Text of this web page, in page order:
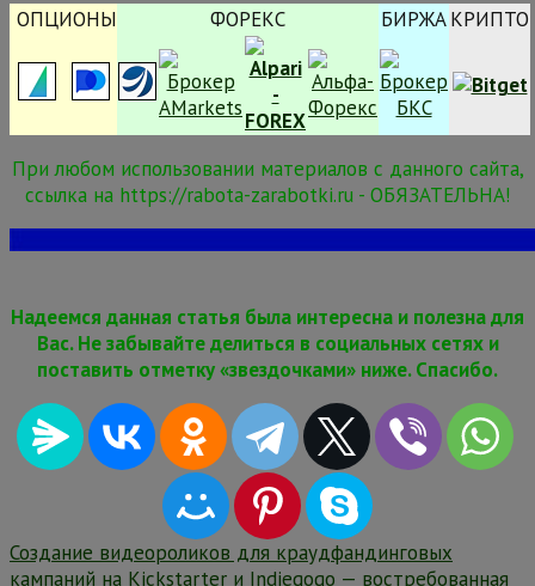
ОПЦИОНЫ
ФОРЕКС БИРЖАКРИПТО
При любом использовании материалов с данного сайта,
ссылка на https://rabota-zarabotki.ru - ОБЯЗАТЕЛЬНА!
Надеемся данная статья была интересна и полезна для
Вас. Не забывайте делиться в социальных сетях и
поставить отметку «звездочками» ниже. Спасибо.
Навигация
Создание видеороликов для краудфандинговых
кампаний на Kickstarter и Indiegogo — востребованная